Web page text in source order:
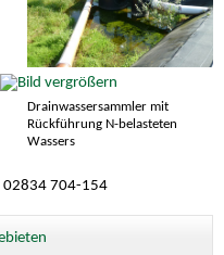
Drainwassersammler mit
Rückführung N-belasteten
Wassers
02834 704-154